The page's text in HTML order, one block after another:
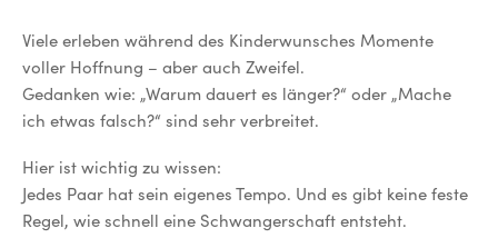
Viele erleben während des Kinderwunsches Momente
voller Hoffnung – aber auch Zweifel.
Gedanken wie: „Warum dauert es länger?“ oder „Mache
ich etwas falsch?“ sind sehr verbreitet.
Hier ist wichtig zu wissen:
Jedes Paar hat sein eigenes Tempo. Und es gibt keine feste
Regel, wie schnell eine Schwangerschaft entsteht.